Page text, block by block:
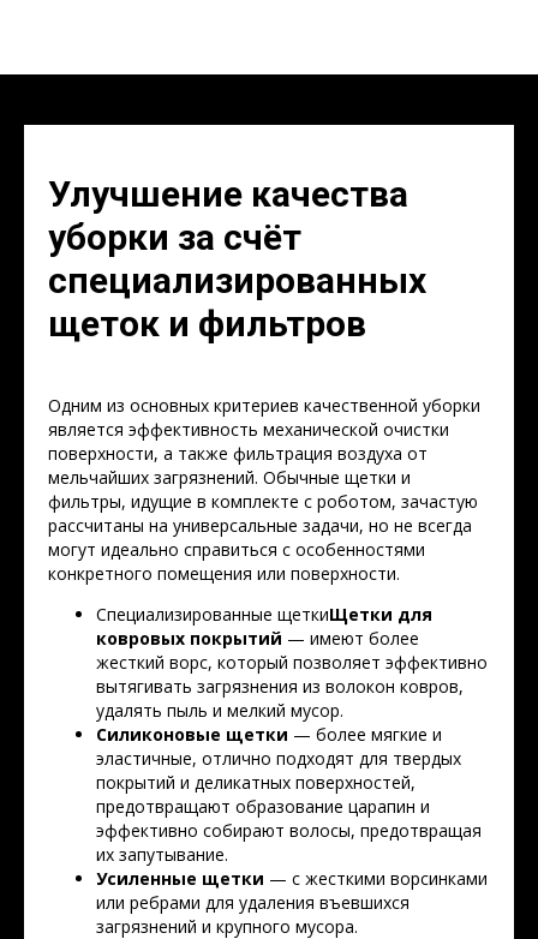
Улучшение качества
уборки за счёт
специализированных
щеток и фильтров
Одним из основных критериев качественной уборки
является эффективность механической очистки
поверхности, а также фильтрация воздуха от
мельчайших загрязнений. Обычные щетки и
фильтры, идущие в комплекте с роботом, зачастую
рассчитаны на универсальные задачи, но не всегда
могут идеально справиться с особенностями
конкретного помещения или поверхности.
Специализированные щеткиЩетки для
ковровых покрытий — имеют более
жесткий ворс, который позволяет эффективно
вытягивать загрязнения из волокон ковров,
удалять пыль и мелкий мусор.
Силиконовые щетки — более мягкие и
эластичные, отлично подходят для твердых
покрытий и деликатных поверхностей,
предотвращают образование царапин и
эффективно собирают волосы, предотвращая
их запутывание.
Усиленные щетки — с жесткими ворсинками
или ребрами для удаления въевшихся
загрязнений и крупного мусора.